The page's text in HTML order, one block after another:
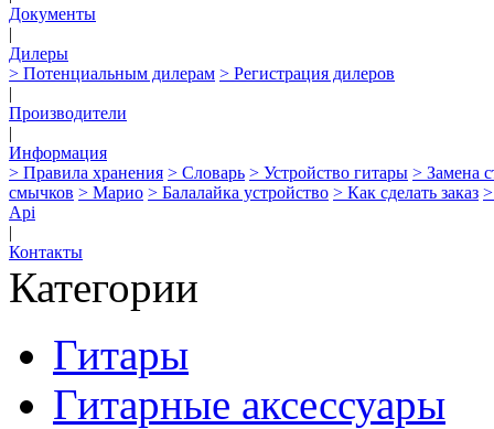
Документы
|
Дилеры
> Потенциальным дилерам > Регистрация дилеров
|
Производители
|
Информация
> Правила хранения > Словарь > Устройство гитары > Замена
смычков > Марио > Балалайка устройство > Как сделать заказ
Api
|
Контакты
Категории
Гитары
Гитарные аксессуары